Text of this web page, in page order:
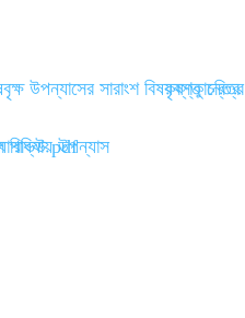
উপন্যাসের সারাংশ বিষয়বস্তু